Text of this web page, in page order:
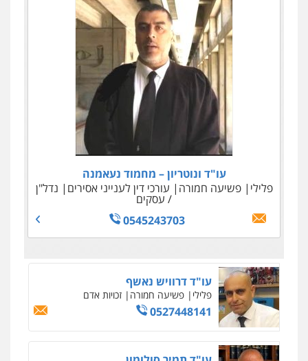
עו"ד ניר ישראל
כלכלי
מיסים הלבנת הון
0506245512
עו"ד ונוטריון – מחמוד נעאמנה
פלילי
פשיעה חמורה עורכי דין לענייני אסירים נדל"ן
/ עסקים
0545243703
עו"ד דרוויש נאשף
פלילי פשיעה חמורה זכויות אדם
0527448141